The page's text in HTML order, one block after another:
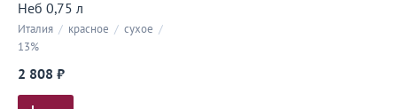
Неб 0,75 л
Италия / красное / сухое /
13%
2 808 ₽